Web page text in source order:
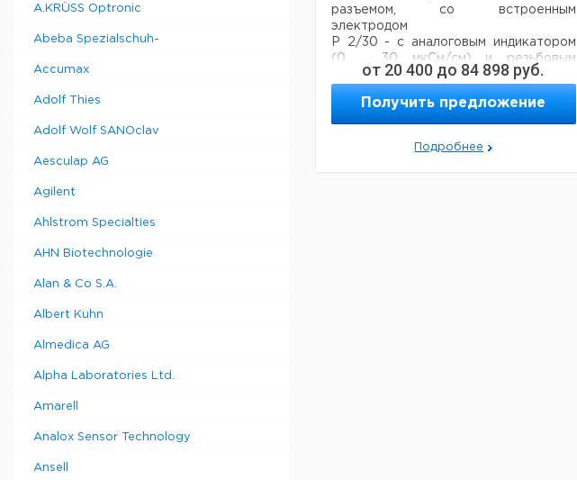
A.KRÜSS Optronic
Abeba Spezialschuh-
Accumax
Adolf Thies
Adolf Wolf SANOclav
Aesculap AG
Agilent
Ahlstrom Specialties
AHN Biotechnologie
Alan & Co S.A.
Albert Kuhn
Almedica AG
Alpha Laboratories Ltd.
Amarell
Analox Sensor Technology
Ansell
разъемом, со встроенным
электродом
P 2/30 - с аналоговым индикатором
(0 ... 30 мкСм/см) и резьбовым
соединением, со встроенным
электродом
LFW 200 - для крепления на стене, с
цифровым индикатором, диапазон
измерений - от 0,1 до 199,9 мкСм/см,
беспотенциальный контакт,
индикатор неисправностей,
от 20 400 до 84 898 руб.
Получить предложение
Подробнее